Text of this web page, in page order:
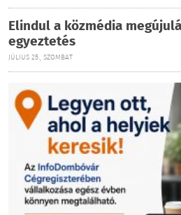
Elindul a közmédia
egyeztetés
JÚLIUS 25., SZOMBAT